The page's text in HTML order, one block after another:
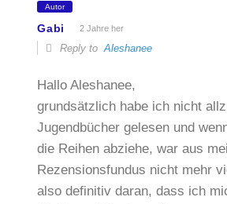
Autor
Gabi 2 Jahre her
Reply toAleshanee
Hallo Aleshanee,
grundsätzlich habe ich nicht
Jugendbücher gelesen und
die Reihen abziehe, war aus
Rezensionsfundus nicht mehr
also definitiv daran, dass ich